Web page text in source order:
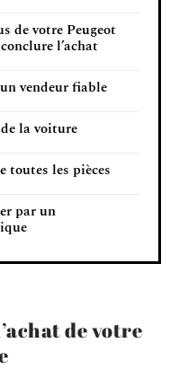
de votre Peugeot
l’achat
vendeur fiable
la voiture
toutes les pièces
par un
de votre